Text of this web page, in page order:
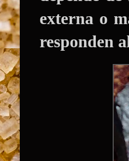
externa o
responden